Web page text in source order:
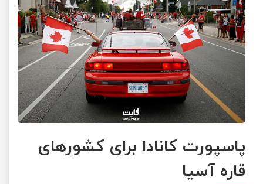
پاسپورت کانادا برای کشورهای
قاره آسیا